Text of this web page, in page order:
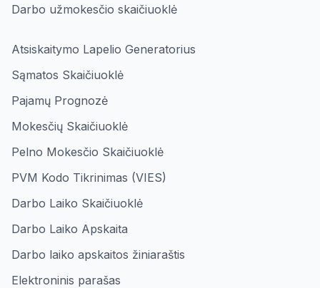
Darbo užmokesčio skaičiuoklė
Atsiskaitymo Lapelio Generatorius
Sąmatos Skaičiuoklė
Pajamų Prognozė
Mokesčių Skaičiuoklė
Pelno Mokesčio Skaičiuoklė
PVM Kodo Tikrinimas (VIES)
Darbo Laiko Skaičiuoklė
Darbo Laiko Apskaita
Darbo laiko apskaitos žiniaraštis
Elektroninis parašas